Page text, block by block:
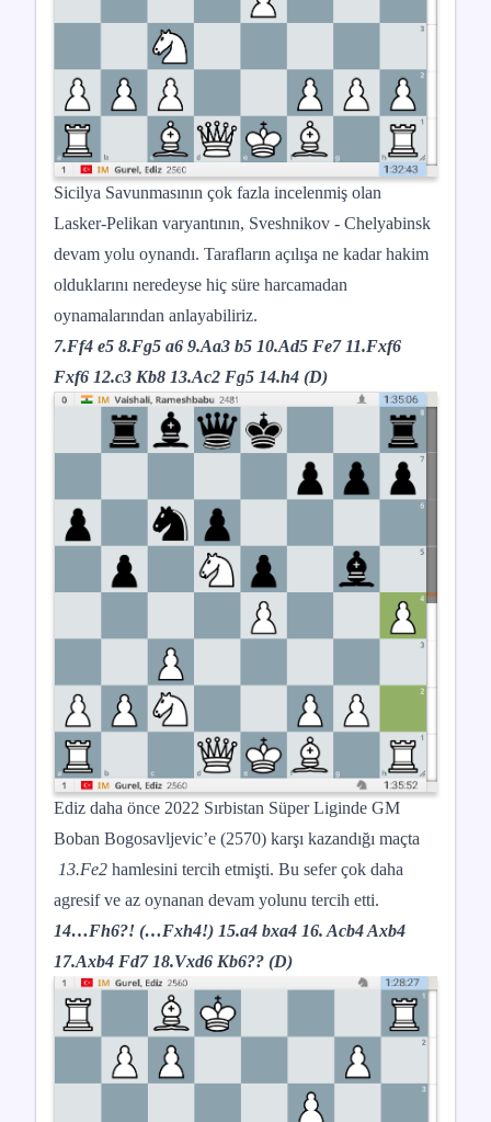
Sicilya Savunmasının çok fazla incelenmiş olan
Lasker-Pelikan varyantının, Sveshnikov - Chelyabinsk
devam yolu oynandı. Tarafların açılışa ne kadar hakim
olduklarını neredeyse hiç süre harcamadan
oynamalarından anlayabiliriz.
7.Ff4 e5 8.Fg5 a6 9.Aa3 b5 10.Ad5 Fe7 11.Fxf6
Fxf6 12.c3 Kb8 13.Ac2 Fg5 14.h4 (D)
Ediz daha önce 2022 Sırbistan Süper Liginde GM
Boban Bogosavljevic’e (2570) karşı kazandığı maçta
13.Fe2 hamlesini tercih etmişti. Bu sefer çok daha
agresif ve az oynanan devam yolunu tercih etti.
14…Fh6?! (…Fxh4!) 15.a4 bxa4 16. Acb4 Axb4
17.Axb4 Fd7 18.Vxd6 Kb6?? (D)